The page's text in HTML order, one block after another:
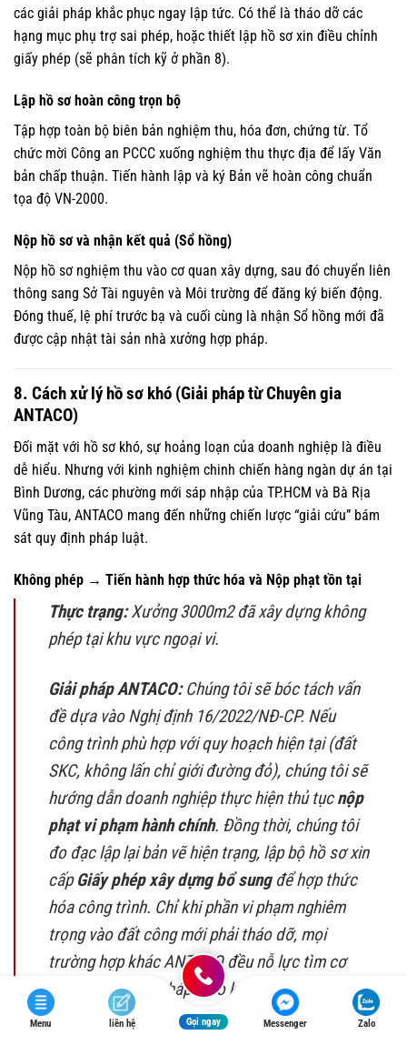
các giải pháp khắc phục ngay lập tức. Có thể là tháo dỡ các
hạng mục phụ trợ sai phép, hoặc thiết lập hồ sơ xin điều chỉnh
giấy phép (sẽ phân tích kỹ ở phần 8).
Lập hồ sơ hoàn công trọn bộ
Tập hợp toàn bộ biên bản nghiệm thu, hóa đơn, chứng từ. Tổ
chức mời Công an PCCC xuống nghiệm thu thực địa để lấy Văn
bản chấp thuận. Tiến hành lập và ký Bản vẽ hoàn công chuẩn
tọa độ VN-2000.
Nộp hồ sơ và nhận kết quả (Sổ hồng)
Nộp hồ sơ nghiệm thu vào cơ quan xây dựng, sau đó chuyển liên
thông sang Sở Tài nguyên và Môi trường để đăng ký biến động.
Đóng thuế, lệ phí trước bạ và cuối cùng là nhận Sổ hồng mới đã
được cập nhật tài sản nhà xưởng hợp pháp.
8. Cách xử lý hồ sơ khó (Giải pháp từ Chuyên gia
ANTACO)
Đối mặt với hồ sơ khó, sự hoảng loạn của doanh nghiệp là điều
dễ hiểu. Nhưng với kinh nghiệm chinh chiến hàng ngàn dự án tại
Bình Dương, các phường mới sáp nhập của TP.HCM và Bà Rịa
Vũng Tàu, ANTACO mang đến những chiến lược “giải cứu” bám
sát quy định pháp luật.
Không phép → Tiến hành hợp thức hóa và Nộp phạt tồn tại
Thực trạng:Xưởng 3000m2 đã xây dựng không
phép tại khu vực ngoại vi.
Giải pháp ANTACO:Chúng tôi sẽ bóc tách vấn
đề dựa vào Nghị định 16/2022/NĐ-CP. Nếu
công trình phù hợp với quy hoạch hiện tại (đất
SKC, không lấn chỉ giới đường đỏ), chúng tôi sẽ
hướng dẫn doanh nghiệp thực hiện thủ tụcnộp
phạt vi phạm hành chính. Đồng thời, chúng tôi
đo đạc lập lại bản vẽ hiện trạng, lập bộ hồ sơ xin
cấpGiấy phép xây dựng bổ sungđể hợp thức
hóa công trình. Chỉ khi phần vi phạm nghiêm
trọng vào đất công mới phải tháo dỡ, mọi
trường hợp khác ANTACO đều nỗ lực tìm cơ
chế “tồn tại hợp pháp” cho khách hàng.
Menu liên hệ Gọi ngay Messenger Zalo